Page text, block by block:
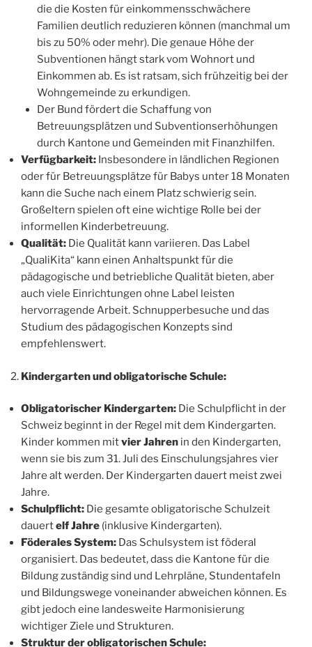
die die Kosten für einkommensschwächere
Familien deutlich reduzieren können (manchmal um
bis zu 50% oder mehr). Die genaue Höhe der
Subventionen hängt stark vom Wohnort und
Einkommen ab. Es ist ratsam, sich frühzeitig bei der
Wohngemeinde zu erkundigen.
Der Bund fördert die Schaffung von
Betreuungsplätzen und Subventionserhöhungen
durch Kantone und Gemeinden mit Finanzhilfen.
Verfügbarkeit: Insbesondere in ländlichen Regionen
oder für Betreuungsplätze für Babys unter 18 Monaten
kann die Suche nach einem Platz schwierig sein.
Großeltern spielen oft eine wichtige Rolle bei der
informellen Kinderbetreuung.
Qualität: Die Qualität kann variieren. Das Label
„QualiKita“ kann einen Anhaltspunkt für die
pädagogische und betriebliche Qualität bieten, aber
auch viele Einrichtungen ohne Label leisten
hervorragende Arbeit. Schnupperbesuche und das
Studium des pädagogischen Konzepts sind
empfehlenswert.
Kindergarten und obligatorische Schule:
Obligatorischer Kindergarten: Die Schulpflicht in der
Schweiz beginnt in der Regel mit dem Kindergarten.
Kinder kommen mitvier Jahren in den Kindergarten,
wenn sie bis zum 31. Juli des Einschulungsjahres vier
Jahre alt werden. Der Kindergarten dauert meist zwei
Jahre.
Schulpflicht: Die gesamte obligatorische Schulzeit
dauertelf Jahre (inklusive Kindergarten).
Föderales System: Das Schulsystem ist föderal
organisiert. Das bedeutet, dass die Kantone für die
Bildung zuständig sind und Lehrpläne, Stundentafeln
und Bildungswege voneinander abweichen können. Es
gibt jedoch eine landesweite Harmonisierung
wichtiger Ziele und Strukturen.
Struktur der obligatorischen Schule: